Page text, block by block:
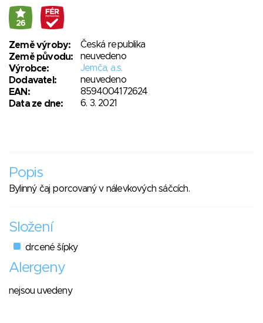
26
Země výroby:
Česká republika
Země původu:
neuvedeno
Výrobce:
Jemča, a.s.
Dodavatel:
neuvedeno
EAN:
8594004172624
Data ze dne:
6. 3. 2021
Popis
Bylinný čaj porcovaný v nálevkových sáčcích.
Složení
drcené šípky
Alergeny
nejsou uvedeny